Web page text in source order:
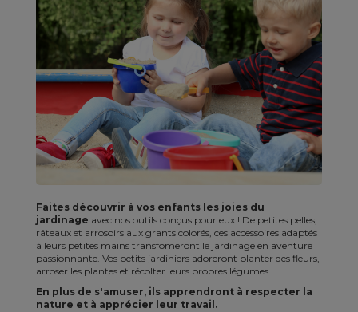
Faites découvrir à vos enfants les joies du
jardinage avec nos outils conçus pour eux ! De petites pelles,
râteaux et arrosoirs aux grants colorés, ces accessoires adaptés
à leurs petites mains transfomeront le jardinage en aventure
passionnante. Vos petits jardiniers adoreront planter des fleurs,
arroser les plantes et récolter leurs propres légumes.
En plus de s'amuser, ils apprendront à respecter la
nature et à apprécier leur travail.